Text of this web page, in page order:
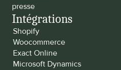
presse
Intégrations
Shopify
Woocommerce
Exact Online
Microsoft Dynamics